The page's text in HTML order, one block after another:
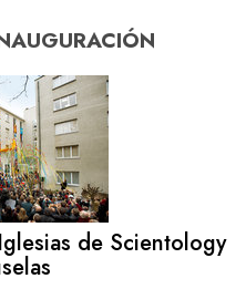
de Scientology